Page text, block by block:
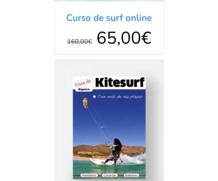
Curso de surf online
160,00€ 65,00€
AÑADIR AL
CARRITO
DETALLES